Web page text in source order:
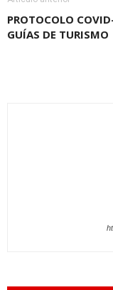
PROTOCOLO
GUÍAS DE TURISMO